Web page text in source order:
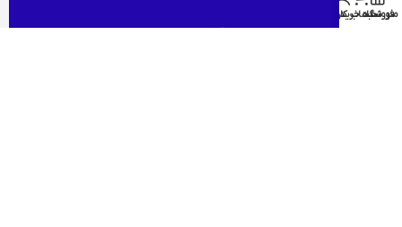
دسترسی سریع
منوفروشگاه
سبد خرید
حساب کاربری من